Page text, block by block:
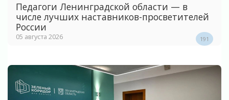
Педагоги Ленинградской области — в
числе лучших наставников-просветителей
России
05 августа 2026 191